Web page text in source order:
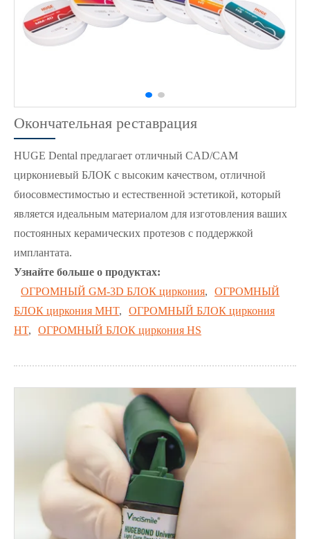
Окончательная реставрация
HUGE Dental предлагает отличный CAD/CAM
циркониевый БЛОК с высоким качеством, отличной
биосовместимостью и естественной эстетикой, который
является идеальным материалом для изготовления ваших
постоянных керамических протезов с поддержкой
имплантата.
Узнайте больше о продуктах:
ОГРОМНЫЙ GM-3D БЛОК циркония,
ОГРОМНЫЙ
БЛОК циркония MHT,
ОГРОМНЫЙ БЛОК циркония
HT, ОГРОМНЫЙ БЛОК циркония HS